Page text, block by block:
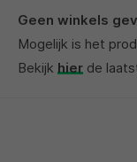
Geen winkels
Mogelijk is het
Bekijk hier de